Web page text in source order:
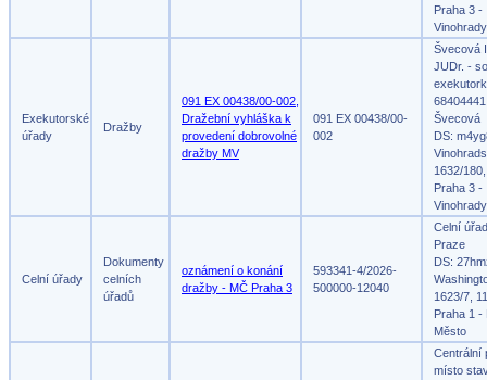
Praha 3 -
Vinohrady
Exekutorské
úřady
Dražby
091 EX 00438/00-002,
Dražební vyhláška k
provedení dobrovolné
dražby MV
091 EX 00438/00-
002
Švecová
JUDr. -
Švecová
DS:
1632/
Praha 3 -
Vinohrady
Celní úřady
Dokumenty
celních
úřadů
oznámení o konání
dražby - MČ Praha 3
593341-4/2026-
500000-12040
Celní
Praze
DS:
1623/7,
Praha 1 -
Město
Centrální
místo